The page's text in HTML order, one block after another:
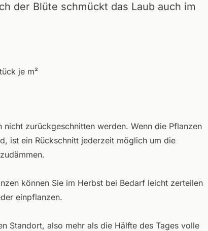
der Blüte schmückt das Laub auch im
je m²
nicht zurückgeschnitten werden. Wenn die Pflanzen
ist ein Rückschnitt jederzeit möglich um die
können Sie im Herbst bei Bedarf leicht zerteilen
einpflanzen.
Standort, also mehr als die Hälfte des Tages volle